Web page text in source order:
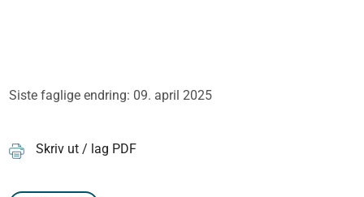
Siste faglige endring: 09. april 2025
Skriv ut / lag PDF